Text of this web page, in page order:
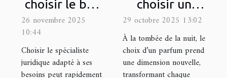
choisir le bon
spécialiste
juridique pour
vos besoins ?
26 novembre 2025
10:44
Choisir le spécialiste
juridique adapté à ses
besoins peut rapidement
choisir un
parfum pour
les occasions
nocturnes ?
29 octobre 2025 13:02
À la tombée de la nuit, le
choix d’un parfum prend
une dimension nouvelle,
transformant chaque